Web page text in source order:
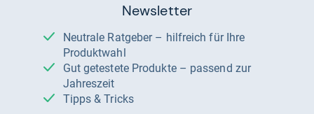
Newsletter
Neutrale Ratgeber – hilfreich für Ihre
Produktwahl
Gut getestete Produkte – passend zur
Jahreszeit
Tipps & Tricks